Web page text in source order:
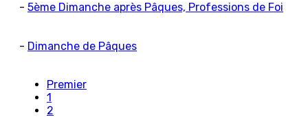
- 5ème Dimanche après Pâques, Professions de Foi
- Dimanche de Pâques
Premier
1
2